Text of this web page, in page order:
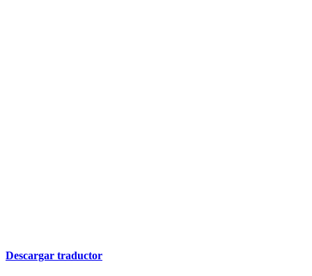
Descargar traductor